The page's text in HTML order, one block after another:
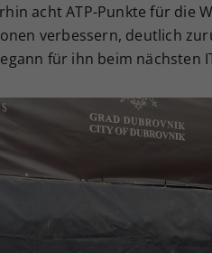
acht ATP-Punkte für die
verbessern, deutlich
für ihn beim nächsten